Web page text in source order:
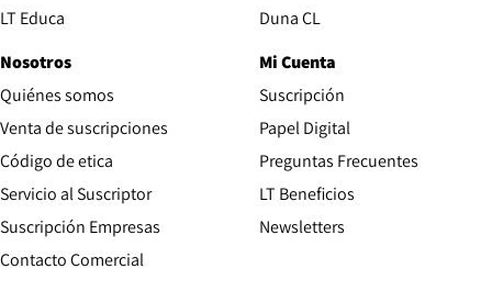
LT Educa
Duna CL
Nosotros
Quiénes somos
Venta de suscripciones
Código de etica Opens in new window
Servicio al Suscriptor
Suscripción Empresas
Contacto Comercial
Mi Cuenta
Suscripción
Papel Digital
Preguntas Frecuentes
LT Beneficios
Newsletters